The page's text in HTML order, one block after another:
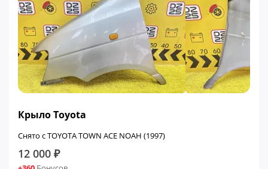
Крыло Toyota
Снято с TOYOTA TOWN ACE NOAH (1997)
12 000 ₽